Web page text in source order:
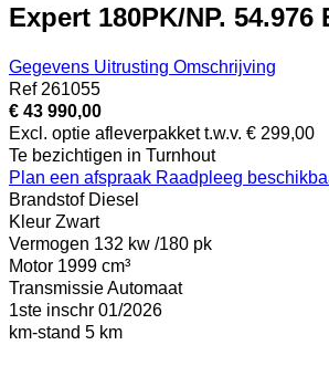
Expert 180PK/NP.
Gegevens Uitrusting Omschrijving
Ref 261055
€ 43 990,00
Excl. optie afleverpakket t.w.v. € 299,00
Te bezichtigen in Turnhout
Plan een afspraak Raadpleeg
Brandstof Diesel
Kleur Zwart
Vermogen 132 kw /180 pk
Motor 1999 cm³
TransmissieAutomaat
1ste inschr 01/2026
km-stand 5 km